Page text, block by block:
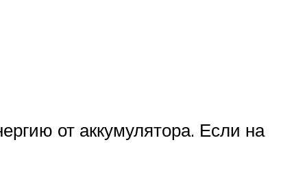
от аккумулятора. Если на